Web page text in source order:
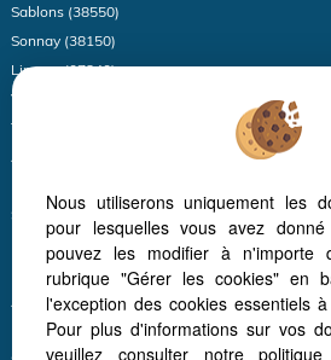
Sablons (38550)
Sonnay (38150)
Limony (07340)
Vienne (38200)
Thodure (38260)
Saint Marcel Les Annonay (07100)
Eyzin Pinet (38780)
Peyraud (07340)
Annonay (07100)
Moissieu Sur Dolon (38270)
Nous utiliserons uniquement les
pour lesquelles vous avez
pouvez les modifier à n'importe
rubrique "Gérer les cookies" en
l'exception des cookies essentiels
Pour plus d'informations sur vos
veuillez consulter notre